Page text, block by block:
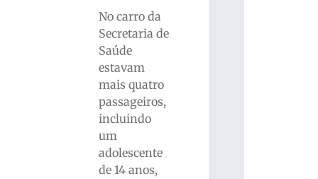
No carro da
Secretaria de
Saúde
estavam
mais quatro
passageiros,
incluindo
um
adolescente
de 14 anos,